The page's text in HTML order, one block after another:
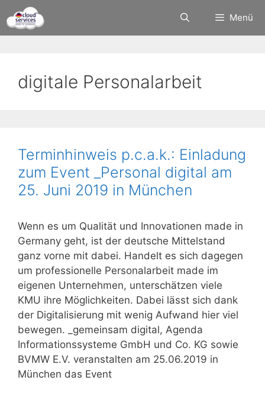
Inhalt
springen
Menü
digitale Personalarbeit
Terminhinweis p.c.a.k.: Einladung
zum Event _Personal digital am
25. Juni 2019 in München
Wenn es um Qualität und Innovationen made in
Germany geht, ist der deutsche Mittelstand
ganz vorne mit dabei. Handelt es sich dagegen
um professionelle Personalarbeit made im
eigenen Unternehmen, unterschätzen viele
KMU ihre Möglichkeiten. Dabei lässt sich dank
der Digitalisierung mit wenig Aufwand hier viel
bewegen. _gemeinsam digital, Agenda
Informationssysteme GmbH und Co. KG sowie
BVMW E.V. veranstalten am 25.06.2019 in
München das Event